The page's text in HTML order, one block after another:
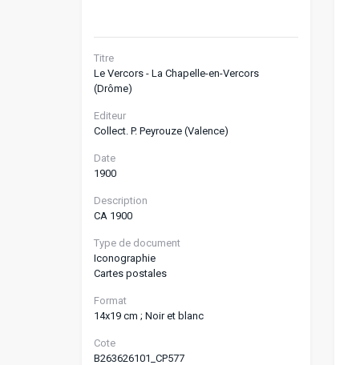
Titre
Le Vercors - La Chapelle-en-Vercors
(Drôme)
Editeur
Collect. P. Peyrouze (Valence)
Date
1900
Description
CA 1900
Type de document
Iconographie
Cartes postales
Format
14x19 cm ; Noir et blanc
Cote
B263626101_CP577